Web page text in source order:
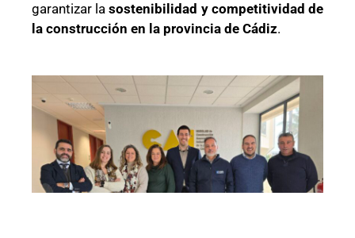
garantizar lasostenibilidad y competitividad de
la construcción en la provincia de Cádiz.